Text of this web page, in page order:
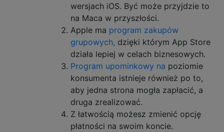
wersjach iOS. Być może przyjdzie to
na Maca w przyszłości.
Apple ma program zakupów
grupowych, dzięki którym App Store
działa lepiej w celach biznesowych.
Program upominkowy na poziomie
konsumenta istnieje również po to,
aby jedna strona mogła zapłacić, a
druga zrealizować.
Z łatwością możesz zmienić opcję
płatności na swoim koncie.